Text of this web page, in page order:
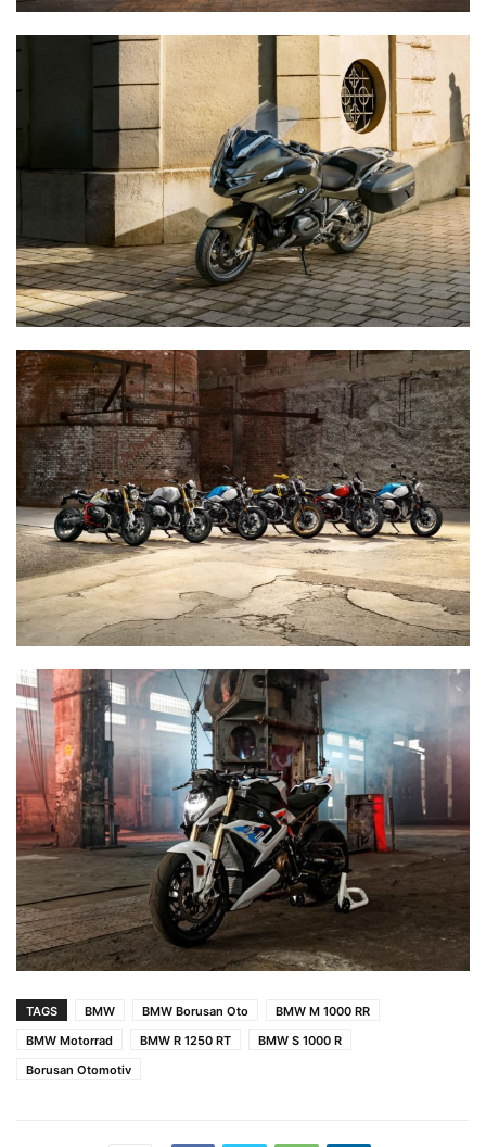
TAGS BMW BMW Borusan Oto
BMW M 1000 RR
BMW Motorrad
BMW R 1250 RT
BMW S 1000 R
Borusan Otomotiv